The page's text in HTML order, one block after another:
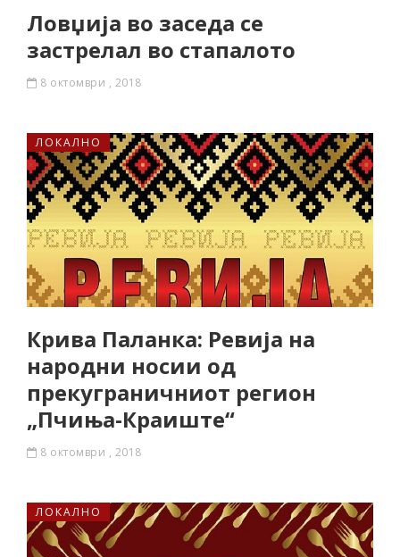
Ловџија во заседа се
застрелал во стапалото
8 октомври , 2018
ЛОКАЛНО
Крива Паланка: Ревија на
народни носии од
прекуграничниот регион
„Пчиња-Краиште“
8 октомври , 2018
ЛОКАЛНО